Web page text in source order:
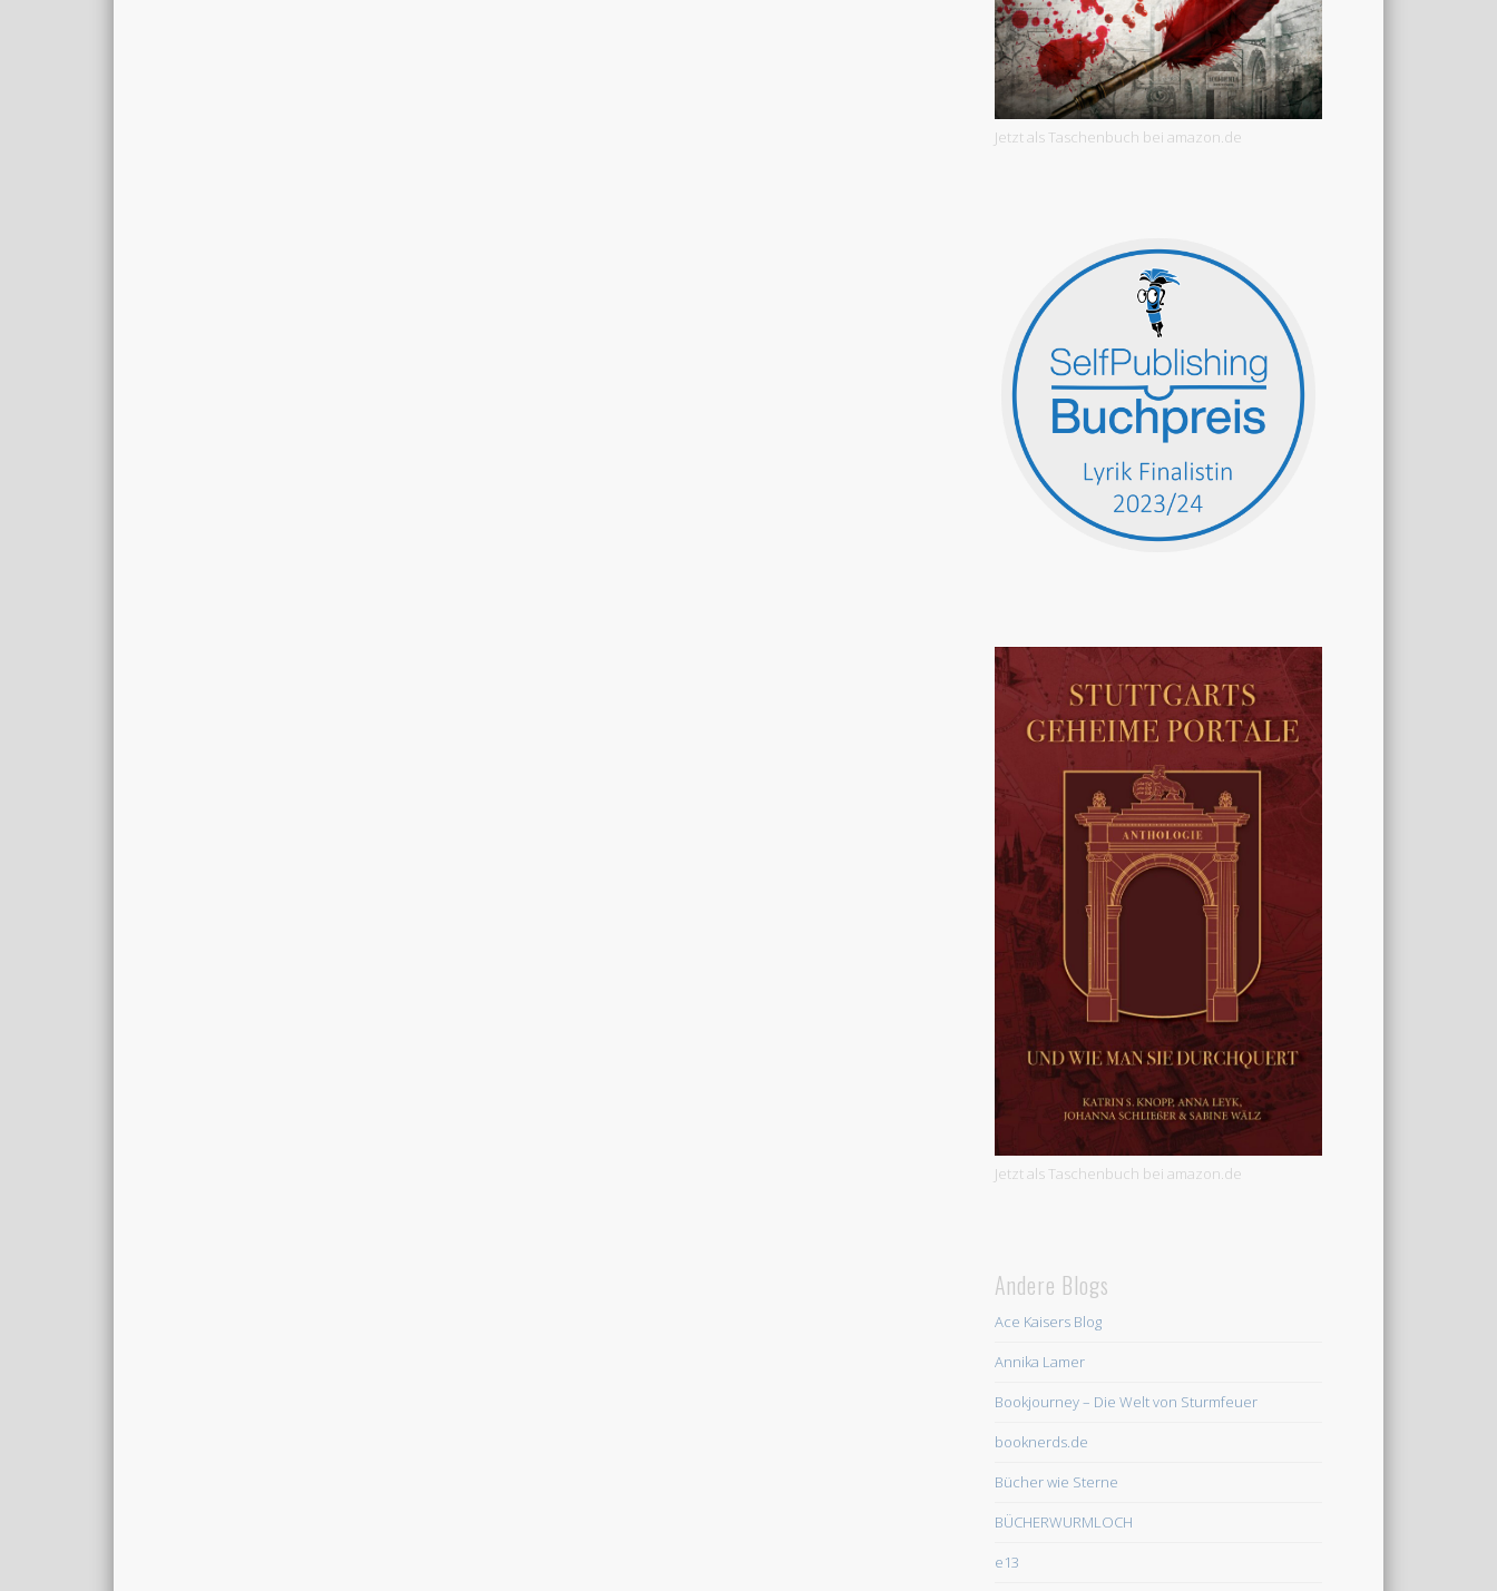
Jetzt als Taschenbuch bei amazon.de
Jetzt als Taschenbuch bei amazon.de
Andere Blogs
Ace Kaisers Blog
Annika Lamer
Bookjourney – Die Welt von Sturmfeuer
booknerds.de
Bücher wie Sterne
BÜCHERWURMLOCH
e13